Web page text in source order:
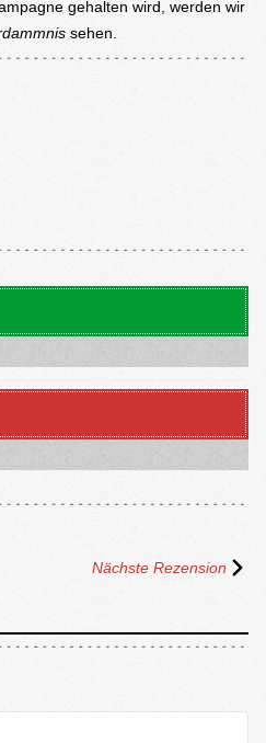
gehalten wird, werden wir
sehen.
Nächste Rezension